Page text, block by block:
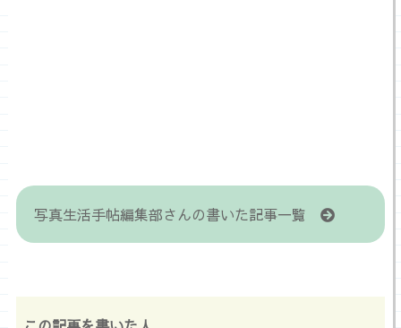
写真生活手帖編集部さんの書いた記事一覧